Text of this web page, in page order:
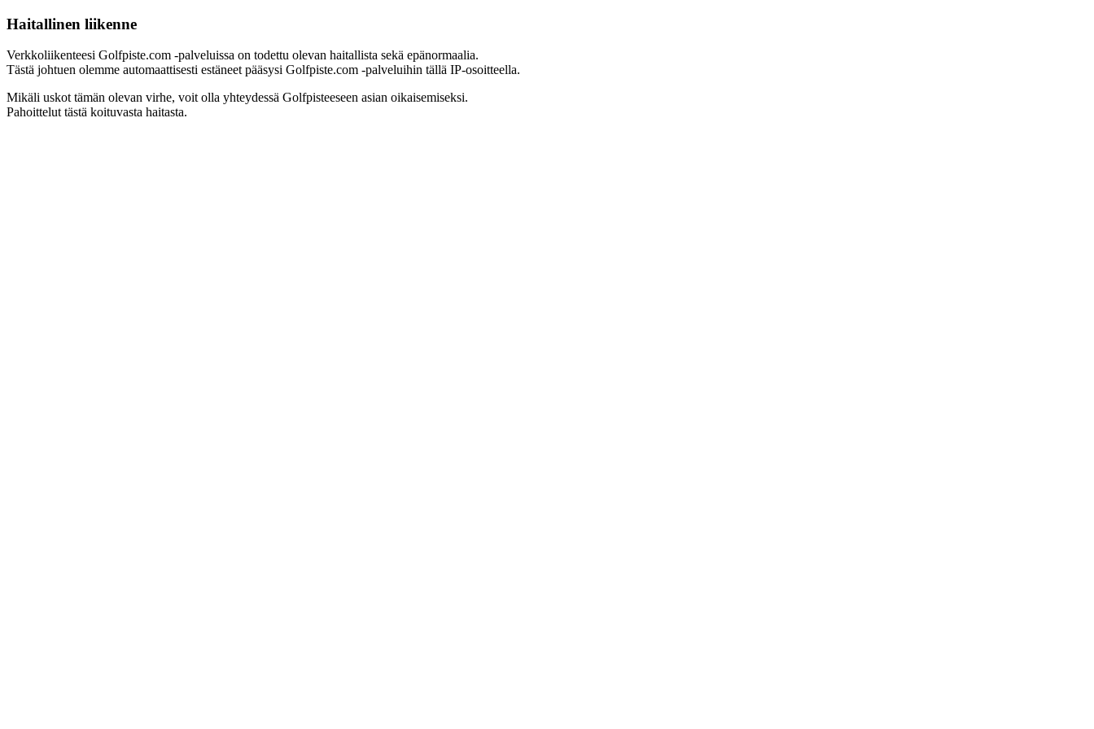
Haitallinen liikenne
Verkkoliikenteesi Golfpiste.com -palveluissa on todettu olevan haitallista sekä epänormaalia.
Tästä johtuen olemme automaattisesti estäneet pääsysi Golfpiste.com -palveluihin tällä IP-osoitteella.
Mikäli uskot tämän olevan virhe, voit olla yhteydessä Golfpisteeseen asian oikaisemiseksi.
Pahoittelut tästä koituvasta haitasta.